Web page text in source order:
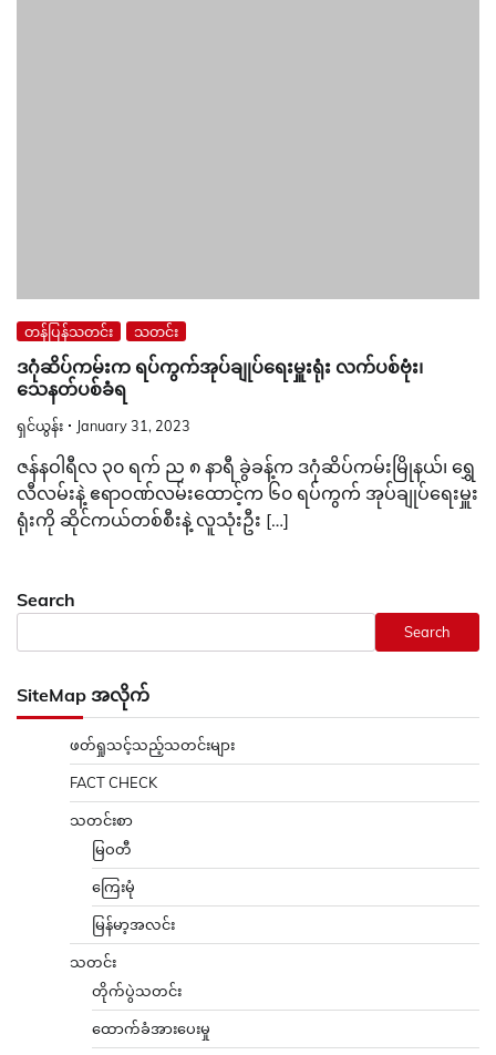
တန်ပြန်သတင်း သတင်း
ဒဂုံဆိပ်ကမ်းက ရပ်ကွက်အုပ်ချုပ်ရေးမှူးရုံး လက်ပစ်ဗုံး၊
သေနတ်ပစ်ခံရ
ရှင်ယွန်း January 31, 2023
ဇန်နဝါရီလ ၃၀ ရက် ည ၈ နာရီ ခွဲခန့်က ဒဂုံဆိပ်ကမ်းမြိုနယ်၊ ရွှေ
လီလမ်းနဲ့ ဧရာဝဏ်လမ်းထောင့်က ၆၀ ရပ်ကွက် အုပ်ချုပ်ရေးမှူး
ရုံးကို ဆိုင်ကယ်တစ်စီးနဲ့ လူသုံးဦး […]
Search
Search
SiteMap အလိုက်
ဖတ်ရှုသင့်သည့်သတင်းများ
FACT CHECK
သတင်းစာ
မြဝတီ
ကြေးမုံ
မြန်မာ့အလင်း
သတင်း
တိုက်ပွဲသတင်း
ထောက်ခံအားပေးမှု